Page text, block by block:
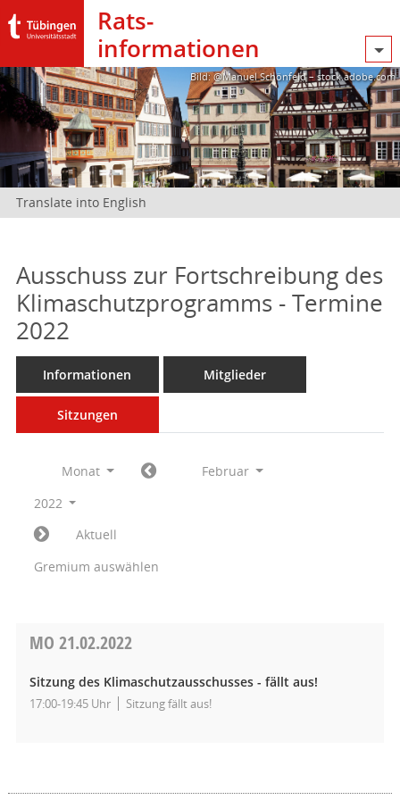
Rats­
informationen
Bild: @Manuel Schönfeld – stock.adobe.com
Translate into English
Ausschuss zur Fortschreibung des
Klimaschutzprogramms - Termine
2022
Informationen Mitglieder
Sitzungen
Monat
Februar
2022
Aktuell
Gremium auswählen
MO 21.02.2022
Sitzung des Klimaschutzausschusses - fällt aus!
17:00-19:45 Uhr Sitzung fällt aus!